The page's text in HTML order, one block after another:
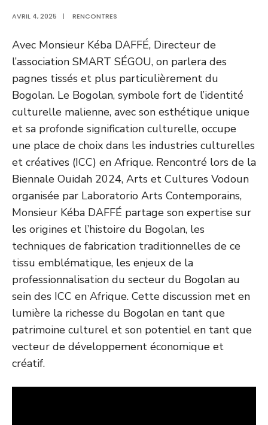
AVRIL 4, 2025 | RENCONTRES
Avec Monsieur Kéba DAFFÉ, Directeur de
l’association SMART SÉGOU, on parlera des
pagnes tissés et plus particulièrement du
Bogolan. Le Bogolan, symbole fort de l’identité
culturelle malienne, avec son esthétique unique
et sa profonde signification culturelle, occupe
une place de choix dans les industries culturelles
et créatives (ICC) en Afrique. Rencontré lors de la
Biennale Ouidah 2024, Arts et Cultures Vodoun
organisée par Laboratorio Arts Contemporains,
Monsieur Kéba DAFFÉ partage son expertise sur
les origines et l’histoire du Bogolan, les
techniques de fabrication traditionnelles de ce
tissu emblématique, les enjeux de la
professionnalisation du secteur du Bogolan au
sein des ICC en Afrique. Cette discussion met en
lumière la richesse du Bogolan en tant que
patrimoine culturel et son potentiel en tant que
vecteur de développement économique et
créatif.